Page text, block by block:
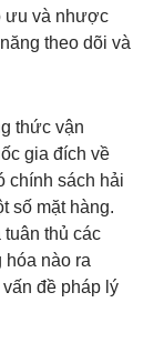
ưu và nhược
theo dõi và
thức vận
gia đích về
chính sách hải
số mặt hàng.
thủ các
nào ra
đề pháp lý